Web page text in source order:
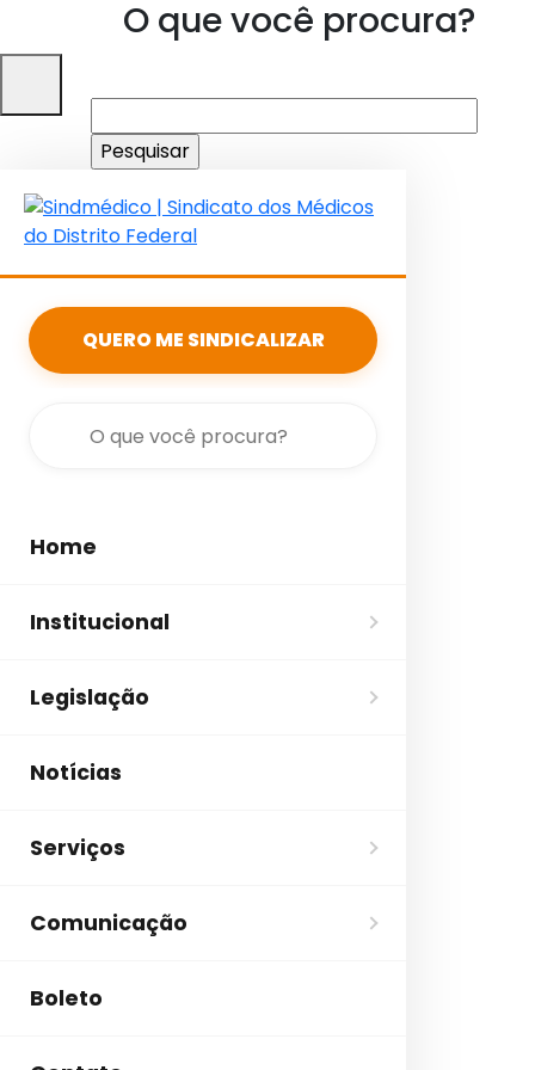
O que você procura?
por:
QUERO ME SINDICALIZAR
Home
Institucional
Legislação
Notícias
Serviços
Comunicação
Boleto